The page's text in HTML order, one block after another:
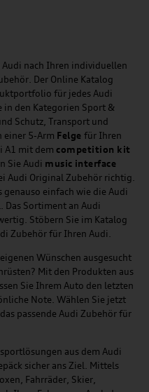
nach Ihren individuellen
Der Online Katalog
für jedes Audi
den Kategorien Sport &
Schutz, Transport und
einer 5-Arm Felge für Ihren
A1 mit dem competition kit
Sie Audi music interface
Audi Original Zubehör richtig.
genauso einfach wie die Audi
Sortiment an Audi
Stöbern Sie im Katalog
Zubehör für Ihren Audi.
Wünschen ausgesucht
Mit den Produkten aus
Sie Ihrem Auto den letzten
Note. Wählen Sie jetzt
passende Audi Zubehör für
aus dem Audi
sicher ans Ziel. Mittels
Fahrräder, Skier,